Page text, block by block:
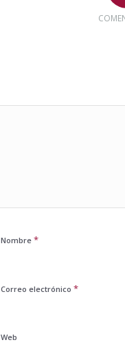
Nombre *
Correo electrónico *
Web